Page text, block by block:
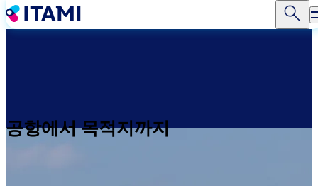
주
요
뛰
공항에서 목적지까지